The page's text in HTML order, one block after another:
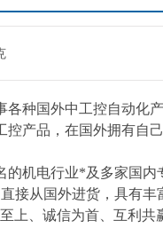
各种国外中工控自动化
产品，在国外拥有自
的机电行业*及多家国
接从国外进货，具有
上、诚信为首、互利